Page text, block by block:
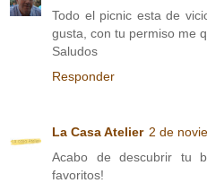
Todo el picnic esta de
gusta, con tu permiso me
Saludos
Responder
La Casa Atelier 2 de
Acabo de descubrir tu
favoritos!